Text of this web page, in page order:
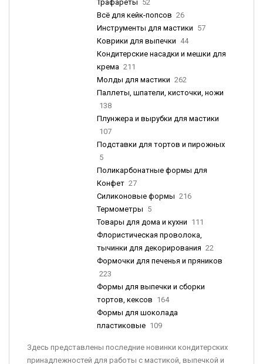
Трафареты 52
Всё для кейк-попсов 26
Инструменты для мастики 57
Коврики для выпечки 44
Кондитерские насадки и мешки для
крема 211
Молды для мастики 262
Паллеты, шпатели, кисточки, ножи
138
Плунжера и вырубки для мастики
107
Подставки для тортов и пирожных
5
Поликарбонатные формы для
Конфет 27
Силиконовые формы 216
Термометры 5
Товары для дома и кухни 111
Флористическая проволока,
тычинки для декорирования 22
Формочки для печенья и пряников
223
Формы для выпечки и сборки
тортов, кексов 164
Формы для шоколада
пластиковые 109
Здесь представлены последние новинки кондитерских
принадлежностей для работы с мастикой, выпечкой и